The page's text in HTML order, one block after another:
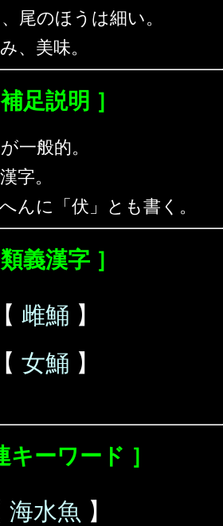
尾のほうは細い。
、美味。
補足説明 ］
一般的。
字。
んに「伏」とも書く。
類義漢字 ］
【 雌鯒 】
【 女鯒 】
キーワード ］
海水魚 】